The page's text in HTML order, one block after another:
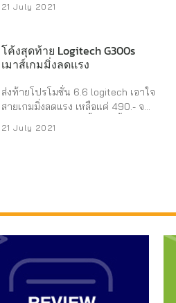
แบตเตอรี่ในตัว รองรับการชาร์จแบบ
#แบตสำรอง #Eloop #Commart ...
2,990 ที่เลิศไปกว่านั้นแค่ใส่โค้ด
ช้อปตอนนี้มีแต่คุ้มกับคุ้ม เค้ามีมาให้
เลือก 2 สี ทั้งสีดำ และสีเบจ แถมใช้
งานได้ทั้งระบบ Android และ iOS อีก
ด้วย อยากได้ไปช้อป –>
https://shp.ee/5satp9d ราย
ละเอียดสินค้าแบบจัดเต็ม – ดีไซน์สวย
หน้าจอใหญ่ สีคมชัด – น้ำหนักเบา
21 July 2021
โค้งสุดท้าย Logitech G300s
เมาส์เกมมิ่งลดแรง
ส่งท้ายโปรโมชั่น 6.6 logitech เอาใจ
สายเกมมิ่งลดแรง เหลือแค่ 490.- จาก
ก.ค. เท่านั้นนะ ใครกำลังหาเมาส์
จุดเด่นอยู่ที่ปุ่มควบคุม ที่ตั้งค่าได้ถึง 9
ปัญหาสำหรับเกมที่ต้องตั้งค่าแตก
ต่างกัน โปรดีจัดหนักขนาดนี้ พลาด
ไม่ได้แล้ว ไปช้อป
21 July 2021